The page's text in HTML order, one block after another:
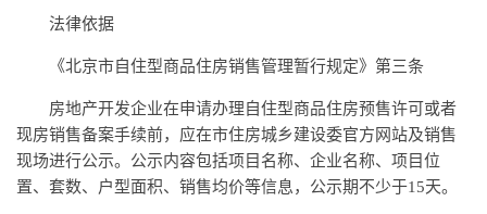
法律依据
《北京市自住型商品住房销售管理暂行规定》第三条
房地产开发企业在申请办理自住型商品住房预售许可或者
现房销售备案手续前，应在市住房城乡建设委官方网站及销售
现场进行公示。公示内容包括项目名称、企业名称、项目位
置、套数、户型面积、销售均价等信息，公示期不少于15天。